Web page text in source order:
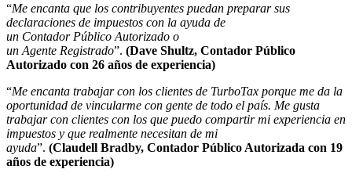
“Me encanta que los contribuyentes puedan preparar sus
declaraciones de impuestos con la ayuda de
un Contador Público Autorizado o
un Agente Registrado”. (Dave Shultz, Contador Público
Autorizado con 26 años de experiencia)
“Me encanta trabajar con los clientes de TurboTax porque me da la
oportunidad de vincularme con gente de todo el país. Me gusta
trabajar con clientes con los que puedo compartir mi experiencia en
impuestos y que realmente necesitan de mi
ayuda”. (Claudell Bradby, Contador Público Autorizada con 19
años de experiencia)